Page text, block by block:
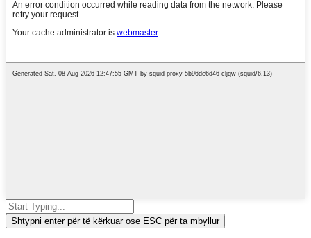
Shtypni enter për të kërkuar ose ESC për ta mbyllur